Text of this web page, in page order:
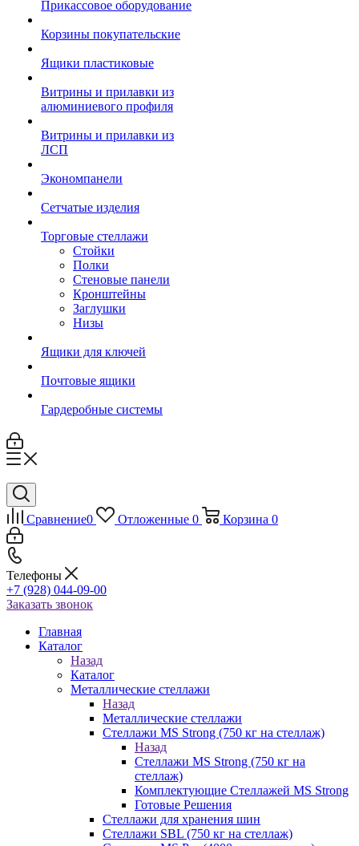
Прикассовое оборудование
Корзины покупательские
Ящики пластиковые
Витрины и прилавки из
алюминиевого профиля
Витрины и прилавки из
ЛСП
Экономпанели
Сетчатые изделия
Торговые стеллажи
Стойки
Полки
Стеновые панели
Кронштейны
Заглушки
Низы
Ящики для ключей
Почтовые ящики
Гардеробные системы
Сравнение0 Отложенные 0 Корзина 0
Телефоны
+7 (928) 044-09-00
Заказать звонок
Главная
Каталог
Назад
Каталог
Металлические стеллажи
Назад
Металлические стеллажи
Стеллажи MS Strong (750 кг на стеллаж)
Назад
Стеллажи MS Strong (750 кг на
стеллаж)
Комплектующие Стеллажей MS Strong
Готовые Решения
Стеллажи для хранения шин
Стеллажи SBL (750 кг на стеллаж)